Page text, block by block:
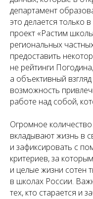
департамент
это делается только
проект «Растим
региональных
предоставить
не рейтинги
а объективный
возможность
работе над собой,
Огромное
вкладывают жизнь в
и зафиксировать с
критериев, за
и целые жизни сотен
в школах России.
тех, кто старается и